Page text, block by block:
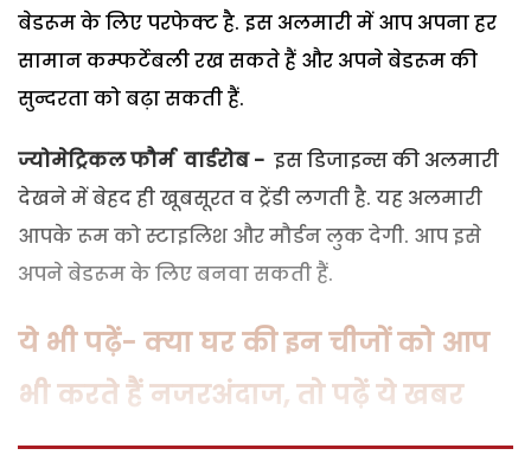
बेडरूम के लिए परफेक्ट है. इस अलमारी में आप अपना हर
सामान कम्फर्टेबली रख सकते हैं और अपने बेडरूम की
सुन्दरता को बढ़ा सकती हैं.
ज्योमेट्रिकल फौर्म वार्डरोब - इस डिजाइन्स की अलमारी
देखने में बेहद ही खूबसूरत व ट्रेंडी लगती है. यह अलमारी
आपके रूम को स्टाइलिश और मौर्डन लुक देगी. आप इसे
अपने बेडरूम के लिए बनवा सकती हैं.
ये भी पढ़ें- क्या घर की इन चीजों को आप
भी करते हैं नजरअंदाज, तो पढ़ें ये खबर